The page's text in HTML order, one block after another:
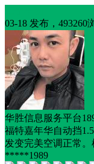
03-18 发布，493260
华胜信息服务平台
福特嘉年华自动挡
发变完美空调正常
*****1989